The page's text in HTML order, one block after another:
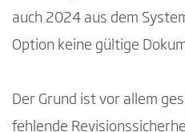
auch 2024 aus dem
Option keine gültige
Der Grund ist vor allem
fehlende